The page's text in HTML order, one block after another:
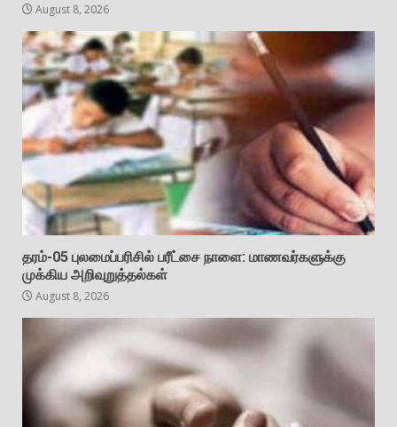
August 8, 2026
தரம்-05 புலமைப்பரிசில் பரீட்சை நாளை: மாணவர்களுக்கு
முக்கிய அறிவுறுத்தல்கள்
August 8, 2026